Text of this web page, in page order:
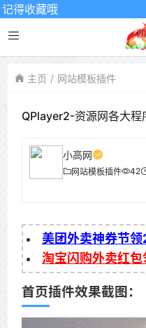
藏哦
主页 网站模板插件
QPlayer2-资源网各大程
小高网
网站模板插件 42
美团外卖神券节
淘宝闪购外卖红
首页插件效果截图：